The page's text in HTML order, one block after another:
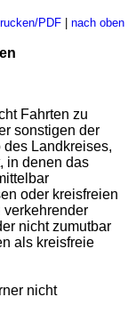
PDF| nach oben
Fahrten zu
sonstigen der
Landkreises,
in denen das
oder kreisfreien
verkehrender
nicht zumutbar
als kreisfreie
nicht